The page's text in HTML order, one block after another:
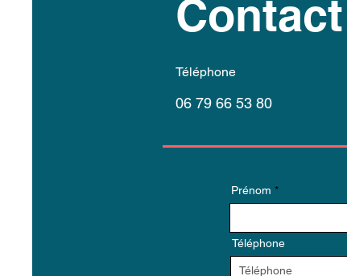
Contact
Téléphone
06 79 66 53 80
Prénom
Téléphone